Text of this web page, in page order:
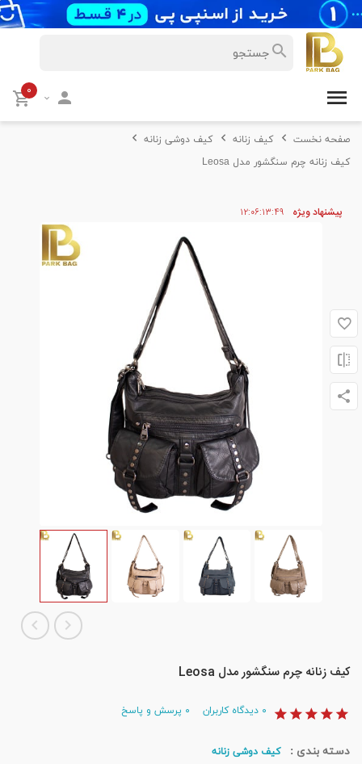
۰
صفحه نخست کیف زنانه
کیف دوشی زنانه
کیف زنانه چرم سنگشور مدل Leosa
پیشنهاد ویژه ۱۲۰۶۱۳۴۹
کیف زنانه چرم سنگشور مدل Leosa
دیدگاه کاربران پرسش و پاسخ
دسته بندی : کیف دوشی زنانه